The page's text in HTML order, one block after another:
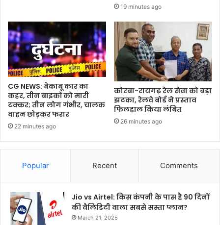
19 minutes ago
CG NEWS: बेकाबू कार का
कहर, तीन बाइकों को मारी
टक्कर; तीन लोग गंभीर, चालक
वाहन छोड़कर फरार
22 minutes ago
कोरबा-रायगढ़ रेल सेवा को बड़ा
झटका, रेलवे बोर्ड ने प्रस्ताव
फिलहाल किया लंबित
26 minutes ago
Popular Recent Comments
Jio vs Airtel: किस कंपनी के पास है 90 दिनों
की वैलिडिटी वाला सबसे सस्ता प्लान?
March 21, 2025